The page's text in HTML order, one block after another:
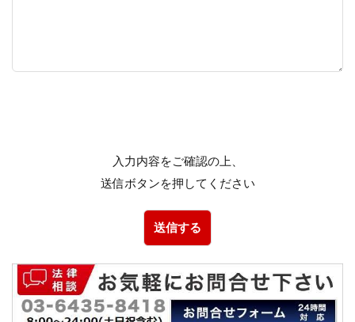
入力内容をご確認の上、
送信ボタンを押してください